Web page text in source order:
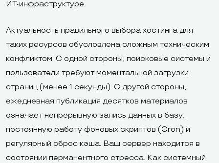
ИТ-инфраструктуре.
Актуальность правильного выбора хостинга для
таких ресурсов обусловлена сложным техническим
конфликтом. С одной стороны, поисковые системы и
пользователи требуют моментальной загрузки
страниц (менее 1 секунды). С другой стороны,
ежедневная публикация десятков материалов
означает непрерывную запись данных в базу,
постоянную работу фоновых скриптов (Cron) и
регулярный сброс кэша. Ваш сервер находится в
состоянии перманентного стресса. Как системный